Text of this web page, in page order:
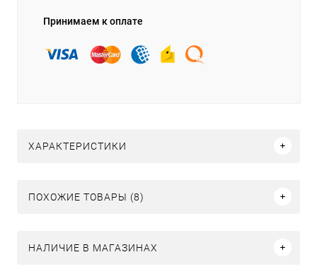
Принимаем к оплате
ХАРАКТЕРИСТИКИ
ПОХОЖИЕ ТОВАРЫ (8)
НАЛИЧИЕ В МАГАЗИНАХ